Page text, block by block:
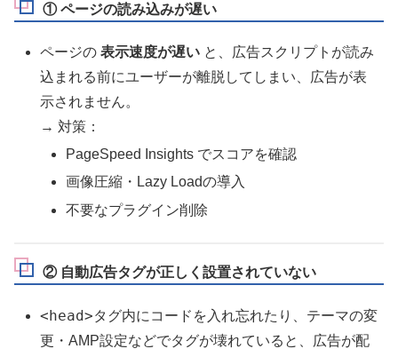
① ページの読み込みが遅い
ページの表示速度が遅い と、広告スクリプトが読み
込まれる前にユーザーが離脱してしまい、広告が表
示されません。
→ 対策：
PageSpeed Insights でスコアを確認
画像圧縮・Lazy Loadの導入
不要なプラグイン削除
② 自動広告タグが正しく設置されていない
<head>タグ内にコードを入れ忘れたり、テーマの変
更・AMP設定などでタグが壊れていると、広告が配